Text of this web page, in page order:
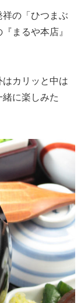
の「ひつまぶ
まるや本店』
カリッと中は
に楽しみた